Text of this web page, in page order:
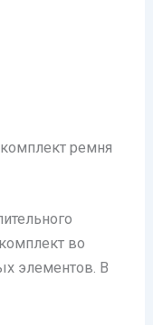
ремня
во
элементов. В